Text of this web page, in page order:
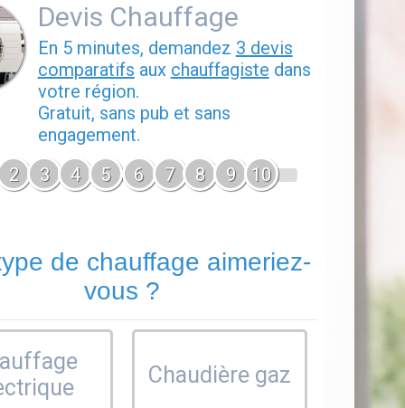
Devis Chauffage
En 5 minutes, demandez 3 devis
comparatifs aux chauffagiste dans
votre région.
Gratuit, sans pub et sans
engagement.
2 3 4 5 6 7 8 9 10
de chauffage aimeriez-
vous ?
Chaudière gaz